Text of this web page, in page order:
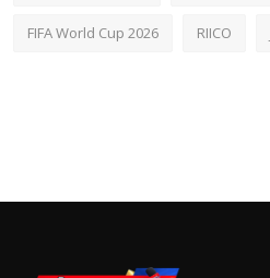
FIFA World Cup 2026 RIICO